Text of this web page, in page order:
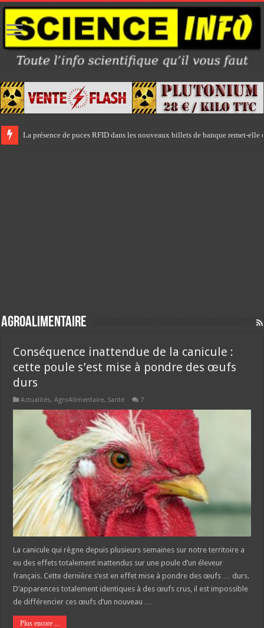
La présence de puces RFID dans les nouveaux billets de banque remet-
AgroAlimentaire
Conséquence inattendue de la canicule :
cette poule s’est mise à pondre des œufs
durs
Actualités,AgroAlimentaire, Santé 7
La canicule qui règne depuis plusieurs semaines sur notre territoire a
eu des effets totalement inattendus sur une poule d’un éleveur
français. Cette dernière s’est en effet mise à pondre des œufs … durs.
D’apparences totalement identiques à des œufs crus, il est impossible
de différencier ces œufs d’un nouveau …
Plus encore ...